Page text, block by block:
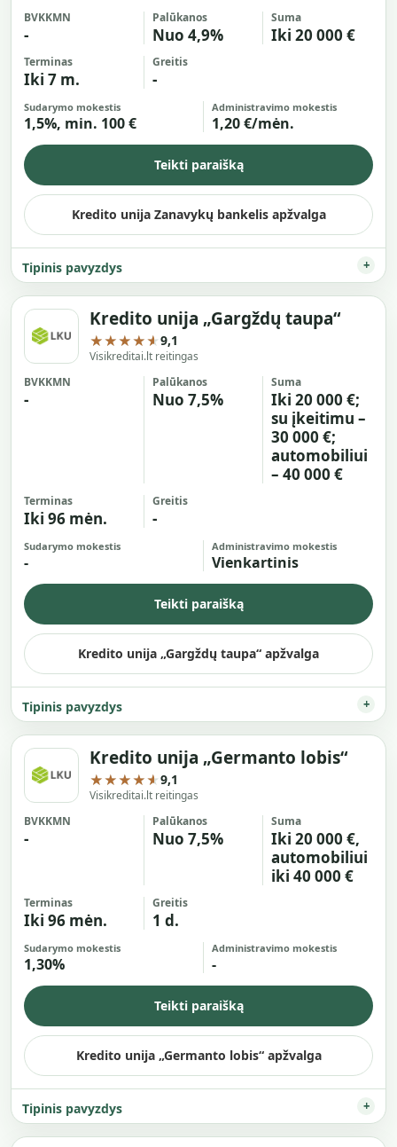
BVKKMN
-
Palūkanos
Nuo 4,9%
Suma
Iki 20 000 €
Terminas
Iki 7 m.
Greitis
-
Sudarymo mokestis
1,5%, min. 100 €
Administravimo mokestis
1,20 €/mėn.
Teikti paraišką
Kredito unija Zanavykų bankelis apžvalga
Tipinis pavyzdys
Kredito unija „Gargždų taupa“
★★★★★9,1
Visikreditai.lt reitingas
BVKKMN
-
Palūkanos
Nuo 7,5%
Suma
Iki 20 000 €;
su įkeitimu –
30 000 €;
automobiliui
– 40 000 €
Terminas
Iki 96 mėn.
Greitis
-
Sudarymo mokestis
-
Administravimo mokestis
Vienkartinis
Teikti paraišką
Kredito unija „Gargždų taupa“ apžvalga
Tipinis pavyzdys
Kredito unija „Germanto lobis“
★★★★★9,1
Visikreditai.lt reitingas
BVKKMN
-
Palūkanos
Nuo 7,5%
Suma
Iki 20 000 €,
automobiliui
iki 40 000 €
Terminas
Iki 96 mėn.
Greitis
1 d.
Sudarymo mokestis
1,30%
Administravimo mokestis
-
Teikti paraišką
Kredito unija „Germanto lobis“ apžvalga
Tipinis pavyzdys